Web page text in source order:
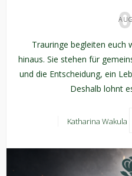
Trauringe begleiten euch
hinaus. Sie stehen für
und die Entscheidung, ein
Deshalb lohnt
Katharina Wakula